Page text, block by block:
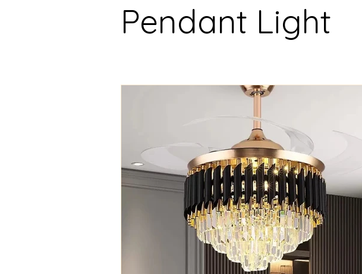
Two door ALmira Design
PVC PANEL wall partition
Pendant Light